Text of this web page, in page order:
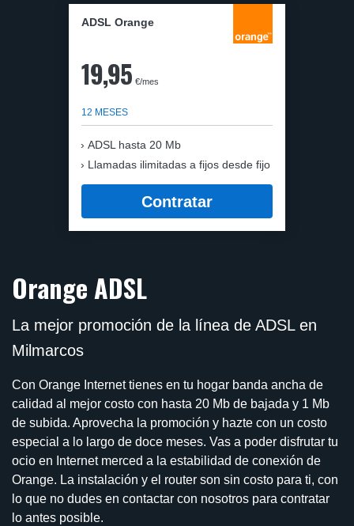
ADSL Orange
19,95 €/mes
12 MESES
ADSL hasta 20 Mb
Llamadas ilimitadas a fijos desde fijo
Contratar
Orange ADSL
La mejor promoción de la línea de ADSL en
Milmarcos
Con Orange Internet tienes en tu hogar banda ancha de
calidad al mejor costo con hasta 20 Mb de bajada y 1 Mb
de subida. Aprovecha la promoción y hazte con un costo
especial a lo largo de doce meses. Vas a poder disfrutar tu
ocio en Internet merced a la estabilidad de conexión de
Orange. La instalación y el router son sin costo para ti, con
lo que no dudes en contactar con nosotros para contratar
lo antes posible.